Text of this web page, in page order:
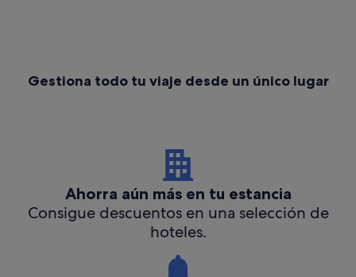
Gestiona todo tu viaje desde un único lugar
Ahorra aún más en tu estancia
Consigue descuentos en una selección de
hoteles.